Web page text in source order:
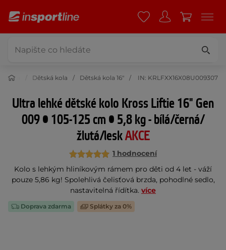
kola Dětská kola Dětská kola 16" IN: KRLFXX16X08U009307
Ultra lehké dětské kolo Kross Liftie 16" Gen
009 • 105-125 cm • 5,8 kg - bílá/černá/
žlutá/leskAKCE
1 hodnocení
Kolo s lehkým hliníkovým rámem pro děti od 4 let - váží
pouze 5,86 kg! Spolehlivá čelisťová brzda, pohodlné sedlo,
nastavitelná řídítka. více
Doprava zdarma Splátky za 0%